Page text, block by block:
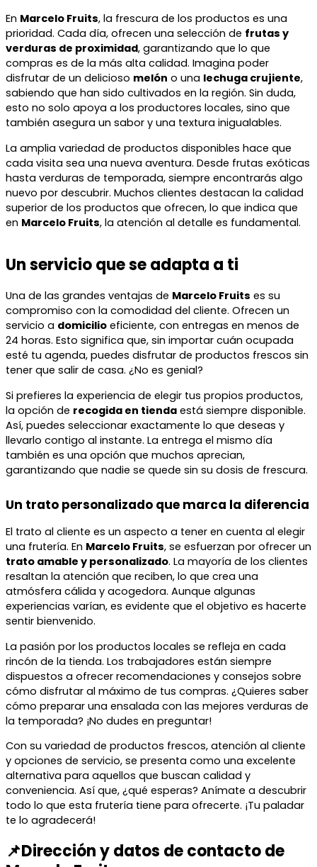
En Marcelo Fruits, la frescura de los productos es una
prioridad. Cada día, ofrecen una selección de frutas y
verduras de proximidad, garantizando que lo que
compras es de la más alta calidad. Imagina poder
disfrutar de un delicioso melón o una lechuga crujiente,
sabiendo que han sido cultivados en la región. Sin duda,
esto no solo apoya a los productores locales, sino que
también asegura un sabor y una textura inigualables.
La amplia variedad de productos disponibles hace que
cada visita sea una nueva aventura. Desde frutas exóticas
hasta verduras de temporada, siempre encontrarás algo
nuevo por descubrir. Muchos clientes destacan la calidad
superior de los productos que ofrecen, lo que indica que
en Marcelo Fruits, la atención al detalle es fundamental.
Un servicio que se adapta a ti
Una de las grandes ventajas de Marcelo Fruits es su
compromiso con la comodidad del cliente. Ofrecen un
servicio a domicilio eficiente, con entregas en menos de
24 horas. Esto significa que, sin importar cuán ocupada
esté tu agenda, puedes disfrutar de productos frescos sin
tener que salir de casa. ¿No es genial?
Si prefieres la experiencia de elegir tus propios productos,
la opción de recogida en tienda está siempre disponible.
Así, puedes seleccionar exactamente lo que deseas y
llevarlo contigo al instante. La entrega el mismo día
también es una opción que muchos aprecian,
garantizando que nadie se quede sin su dosis de frescura.
Un trato personalizado que marca la diferencia
El trato al cliente es un aspecto a tener en cuenta al elegir
una frutería. En Marcelo Fruits, se esfuerzan por ofrecer un
trato amable y personalizado. La mayoría de los clientes
resaltan la atención que reciben, lo que crea una
atmósfera cálida y acogedora. Aunque algunas
experiencias varían, es evidente que el objetivo es hacerte
sentir bienvenido.
La pasión por los productos locales se refleja en cada
rincón de la tienda. Los trabajadores están siempre
dispuestos a ofrecer recomendaciones y consejos sobre
cómo disfrutar al máximo de tus compras. ¿Quieres saber
cómo preparar una ensalada con las mejores verduras de
la temporada? ¡No dudes en preguntar!
Con su variedad de productos frescos, atención al cliente
y opciones de servicio, se presenta como una excelente
alternativa para aquellos que buscan calidad y
conveniencia. Así que, ¿qué esperas? Anímate a descubrir
todo lo que esta frutería tiene para ofrecerte. ¡Tu paladar
te lo agradecerá!
📌Dirección y datos de contacto de